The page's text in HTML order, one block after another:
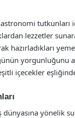
tutkunları
lezzetler
hazırladıkları
içecekler
yönelik